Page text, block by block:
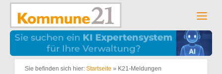
Zum
springen
Sie befinden sich hier: Startseite » K21-Meldungen